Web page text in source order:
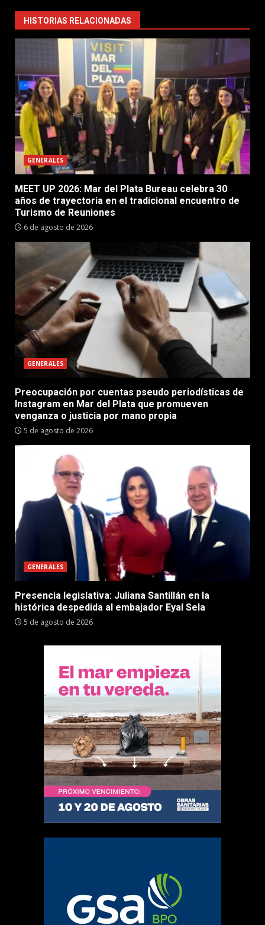
HISTORIAS RELACIONADAS
GENERALES
MEET UP 2026: Mar del Plata Bureau celebra 30
años de trayectoria en el tradicional encuentro de
Turismo de Reuniones
6 de agosto de 2026
GENERALES
Preocupación por cuentas pseudo periodísticas de
Instagram en Mar del Plata que promueven
venganza o justicia por mano propia
5 de agosto de 2026
GENERALES
Presencia legislativa: Juliana Santillán en la
histórica despedida al embajador Eyal Sela
5 de agosto de 2026